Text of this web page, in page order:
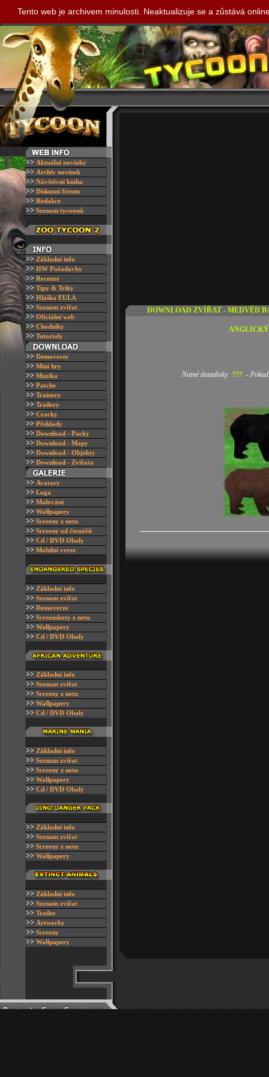
Tento web je archivem minulosti. Neaktualizuje se a zůstává
>> Aktuální novinky
>> Archiv novinek
>> Návštěvní kniha
>> Diskusní fórum
>> Redakce
>> Seznam tycoonů
>> Základní info
>> HW Požadavky
>> Recenze
>> Tipy & Triky
>> Hláška EULA
>> Seznam zvířat
>> Oficiální web
>> Chodníky
>> Tutorialy
>> Demoverze
>> Mini hry
>> Muzika
>> Patche
>> Trainery
>> Trailery
>> Cracky
>> Překlady
>> Download - Packy
>> Download - Mapy
>> Download - Objekty
>> Download - Zvířata
>> Avatary
>> Loga
>> Malování
>> Wallpapery
>> Screeny z netu
>> Screeny od čtenářů
>> Cd / DVD Obaly
>> Mobilní verze
>> Základní info
>> Seznam zvířat
>> Demoverze
>> Screenshoty z netu
>> Wallpapery
>> Cd / DVD Obaly
>> Základní info
>> Seznam zvířat
>> Screeny z netu
>> Wallpapery
>> Cd / DVD Obaly
>> Základní info
>> Seznam zvířat
>> Screeny z netu
>> Wallpapery
>> Cd / DVD Obaly
>> Základní info
>> Seznam zvířat
>> Screeny z netu
>> Wallpapery
>> Základní info
>> Seznam zvířat
>> Trailer
>> Artworky
>> Screeny
>> Wallpapery
DOWNLOAD ZVÍŘAT - MEDVĚD
ANGLICKÝ
Nutné datadisky: ??? -